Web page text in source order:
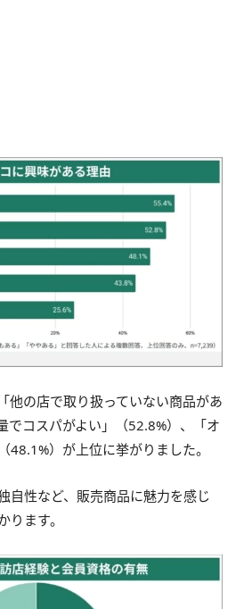
他の店で取り扱っていない商品があ
でコスパがよい」（52.8%）、「オ
48.1%）が上位に挙がりました。
自性など、販売商品に魅力を感じ
ります。